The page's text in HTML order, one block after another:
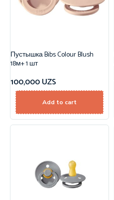
Пустышка Bibs Colour Blush
18м+ 1 шт
100,000UZS
Add to cart